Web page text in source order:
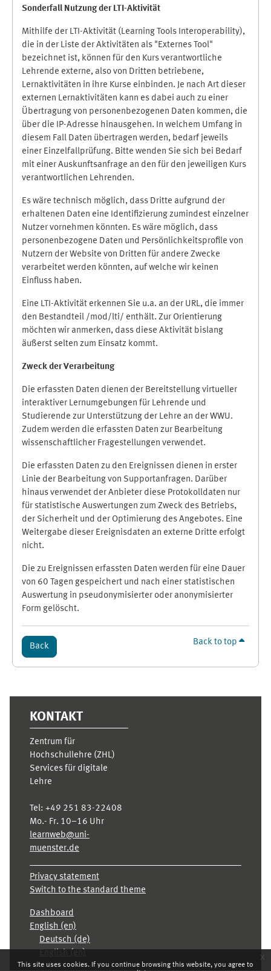
This site uses cookies. If you continue browsing this website, you agree to
x
Sonderfall Nutzung der LTI-Aktivität
Mithilfe der LTI-Aktivität (Learning Tools Interoperability),
die in der Liste der Aktivitäten als "Externes Tool"
bezeichnet ist, können für den Kurs verantwortliche
Lehrende externe, also von Dritten betriebene,
Lernaktivitäten in ihre Kurse einbinden. Je nach Art dieser
externen Lernaktivitäten kann es dabei auch zu einer
Übertragung von personenbezogenen Daten kommen, die
über die IP-Adresse hinausgehen. In welchem Umfang in
diesem Fall Daten übertragen werden, bedarf jeweils
einer Einzelfallprüfung. Bitte wenden Sie sich bei Bedarf
mit einer Auskunftsanfrage an den für den jeweiligen Kurs
verantwortlichen Lehrenden.
Es wäre technisch möglich, dass Dritte aufgrund der
erhaltenen Daten eine Identifizierung zumindest einzelner
Nutzer vornehmen könnten. Es wäre möglich, dass
personenbezogene Daten und Persönlichkeitsprofile von
Nutzern der Website von Dritten für andere Zwecke
verarbeitet werden könnten, auf welche wir keinen
Einfluss haben.
Eine LTI-Aktivität erkennen Sie u.a. an der URL, die immer
den Bestandteil /mod/lti/ enthält. Zur Orientierung
möchten wir anmerken, dass diese Aktivität bislang
äußerst selten zum Einsatz kommt.
Zweck der Verarbeitung
Die erfassten Daten dienen der Bereitstellung virtueller
interaktiver Lernumgebungen für Lehrende und
Studierende zur Unterstützung der Lehre an der WWU.
Zudem werden die erfassten Daten zur Bearbeitung
wissenschaftlicher Fragestellungen verwendet.
Die erfassten Daten zu den Ereignissen dienen in erster
Linie der Bearbeitung von Supportanfragen. Darüber
hinaus verwendet der Anbieter diese Protokolldaten nur
für statistische Auswertungen zum Zweck des Betriebs,
der Sicherheit und der Optimierung des Angebotes. Eine
Weitergabe dieser Ereignisdaten an externe Dritte erfolgt
nicht.
Die zu Ereignissen erfassten Daten werden für eine Dauer
von 60 Tagen gespeichert und nach einer statistischen
Auswertung in pseudonymisierter oder anonymisierter
Form gelöscht.
Back Back to top
KONTAKT
Zentrum für
Hochschullehre (ZHL)
Services für digitale
Lehre
Tel: +49 251 83-22408
Mo.- Fr. 10–16 Uhr
learnweb@uni-
muenster.de
Privacy statement
Switch to the standard theme
Dashboard
English ‎(en)‎
Deutsch ‎(de)‎